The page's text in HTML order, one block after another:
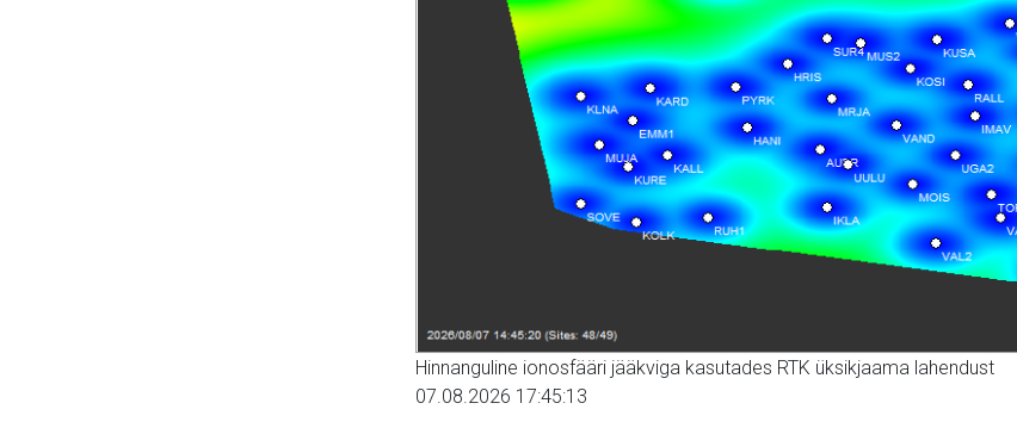
Hinnanguline ionosfääri jääkviga kasutades RTK üksikjaama lahendust
07.08.2026 17:45:13